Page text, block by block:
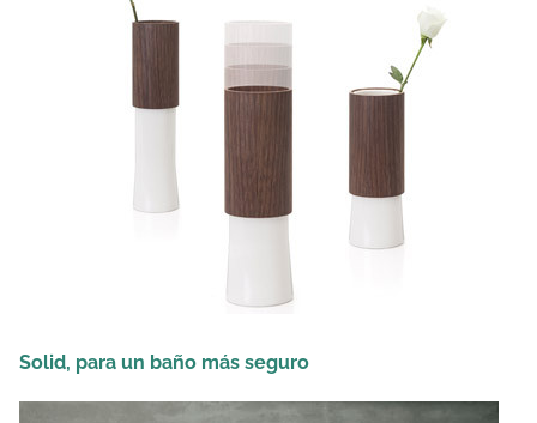
Solid, para un baño más seguro